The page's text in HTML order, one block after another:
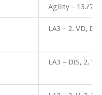
Agility – 13./75,
LA3 – 2. VD, DIS
LA3 – DIS, 2. V,